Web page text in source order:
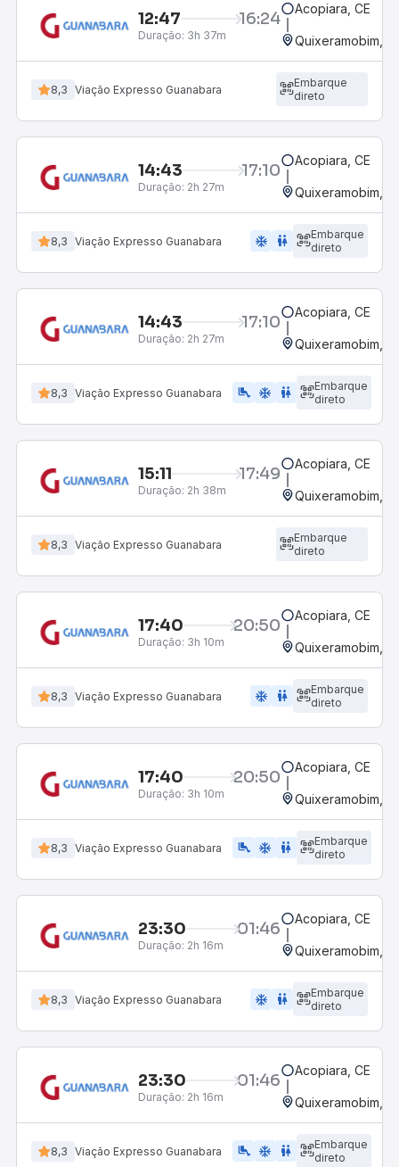
12:47 16:24
Duração: 3h 37m
Acopiara, CE
Quixeramobim,
8,3 Viação Expresso Guanabara
Embarque
direto
14:43 17:10
Duração: 2h 27m
Acopiara, CE
Quixeramobim,
8,3 Viação Expresso Guanabara ac_unit wc
Embarque
direto
14:43 17:10
Duração: 2h 27m
Acopiara, CE
Quixeramobim,
8,3 Viação Expresso Guanabara airline_seat_legroom_extra ac_unit wc
Embarque
direto
15:11 17:49
Duração: 2h 38m
Acopiara, CE
Quixeramobim,
8,3 Viação Expresso Guanabara
Embarque
direto
17:40 20:50
Duração: 3h 10m
Acopiara, CE
Quixeramobim,
8,3 Viação Expresso Guanabara ac_unit wc
Embarque
direto
17:40 20:50
Duração: 3h 10m
Acopiara, CE
Quixeramobim,
8,3 Viação Expresso Guanabara airline_seat_legroom_extra ac_unit wc
Embarque
direto
23:30 01:46
Duração: 2h 16m
Acopiara, CE
Quixeramobim,
8,3 Viação Expresso Guanabara ac_unit wc
Embarque
direto
23:30 01:46
Duração: 2h 16m
Acopiara, CE
Quixeramobim,
8,3 Viação Expresso Guanabara airline_seat_legroom_extra ac_unit wc
Embarque
direto